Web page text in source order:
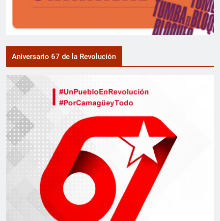
Aniversario 67 de la Revolución